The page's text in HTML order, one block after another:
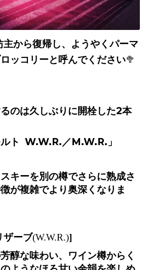
主から復帰し、ようやくパーマ
ッコリーと呼んでください🥦
のは久しぶりに開栓した2本
ト W.W.R.／M.W.R. 」
キーを別の樽でさらに熟成さ
が複雑でより奥深くなりま
ザーブ(W.W.R.)]
醇な味わい、ワイン樽からく